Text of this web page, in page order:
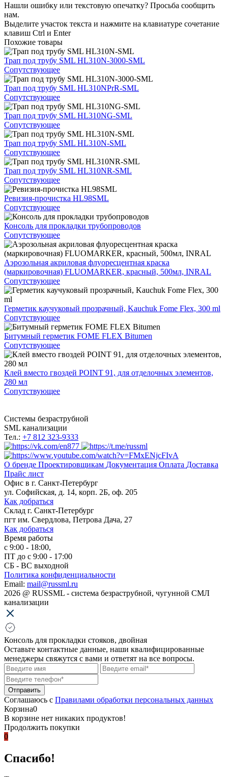
Нашли ошибку или текстовую опечатку? Просьба сообщить
нам.
Выделите участок текста и нажмите на клавиатуре сочетание
клавиш Ctrl и Enter
Похожие товары
Трап под трубу SML HL310N-3000-SML
Сопутствующее
Трап под трубу SML HL310NPrR-SML
Сопутствующее
Трап под трубу SML HL310NG-SML
Сопутствующее
Трап под трубу SML HL310N-SML
Сопутствующее
Трап под трубу SML HL310NR-SML
Сопутствующее
Ревизия-прочистка HL98SML
Сопутствующее
Консоль для прокладки трубопроводов
Сопутствующее
Аэрозольная акриловая флуоресцентная краска
(маркировочная) FLUOMARKER, красный, 500мл, INRAL
Сопутствующее
Герметик каучуковый прозрачный, Kauchuk Fome Flex, 300 ml
Сопутствующее
Битумный герметик FOME FLEX Bitumen
Сопутствующее
Клей вместо гвоздей POINT 91, для отделочных элементов,
280 мл
Сопутствующее
Системы безраструбной
SML канализации
Тел.: +7 812 323-9333
О бренде Проектировщикам Документация Оплата Доставка
Прайс лист
Офис в г. Санкт-Петербург
ул. Софийская, д. 14, корп. 2Б, оф. 205
Как добраться
Склад г. Санкт-Петербург
пгт им. Свердлова, Петрова Дача, 27
Как добраться
Время работы
с 9:00 - 18:00,
ПТ до с 9:00 - 17:00
СБ - ВС выходной
Политика конфиденциальности
Email: mail@russml.ru
2026 @ RUSSML - система безраструбной, чугунной СМЛ
канализации
Консоль для прокладки стояков, двойная
Оставьте контактные данные, наши квалифицированные
менеджеры свяжутся с вами и ответят на все вопросы.
Соглашаюсь с Правилами обработки персональных данных
Корзина0
В корзине нет никаких продуктов!
Продолжить покупки
0
Спасибо!